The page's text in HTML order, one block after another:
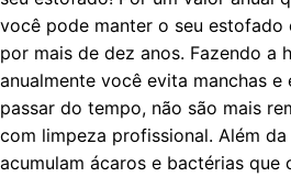
você pode manter o seu
por mais de dez anos. Fazendo a
anualmente você evita manchas
passar do tempo, não são mais
com limpeza profissional. Além
acumulam ácaros e bactérias que